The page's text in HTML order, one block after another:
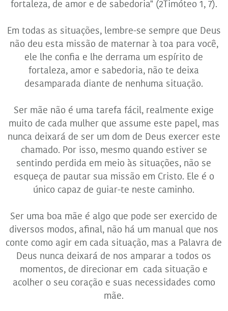
fortaleza, de amor e de sabedoria" (2Timóteo 1, 7).
Em todas as situações, lembre-se sempre que Deus
não deu esta missão de maternar à toa para você,
ele lhe confia e lhe derrama um espírito de
fortaleza, amor e sabedoria, não te deixa
desamparada diante de nenhuma situação.
Ser mãe não é uma tarefa fácil, realmente exige
muito de cada mulher que assume este papel, mas
nunca deixará de ser um dom de Deus exercer este
chamado. Por isso, mesmo quando estiver se
sentindo perdida em meio às situações, não se
esqueça de pautar sua missão em Cristo. Ele é o
único capaz de guiar-te neste caminho.
Ser uma boa mãe é algo que pode ser exercido de
diversos modos, afinal, não há um manual que nos
conte como agir em cada situação, mas a Palavra de
Deus nunca deixará de nos amparar a todos os
momentos, de direcionar em cada situação e
acolher o seu coração e suas necessidades como
mãe.